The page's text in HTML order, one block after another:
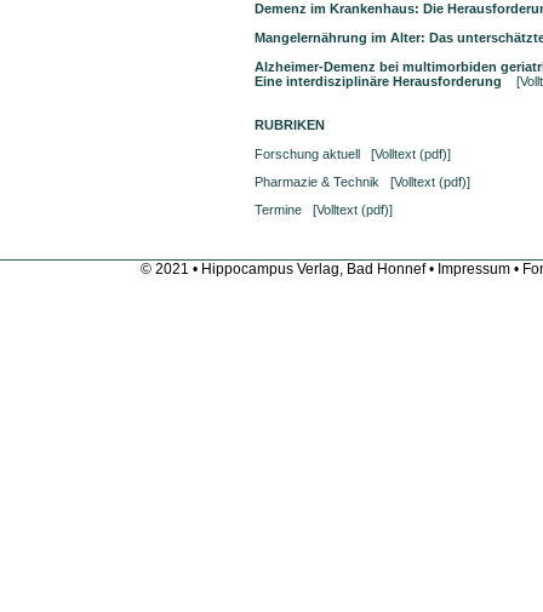
Demenz im Krankenhaus: Die
Mangelernährung im Alter: Das
Alzheimer-Demenz bei multimorbiden
Eine interdisziplinäre Herausforderung
RUBRIKEN
Forschung aktuell [Volltext (pdf)]
Pharmazie & Technik
[Volltext (pdf)]
Termine [Volltext (pdf)]
© 2021 • Hippocampus Verlag, Bad Honnef • Impressum •